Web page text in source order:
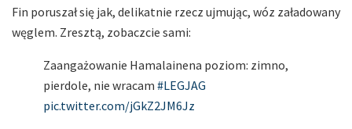
Fin poruszał się jak, delikatnie rzecz ujmując, wóz załadowany
węglem. Zresztą, zobaczcie sami:
Zaangażowanie Hamalainena poziom: zimno,
pierdole, nie wracam #LEGJAG
pic.twitter.com/jGkZ2JM6Jz